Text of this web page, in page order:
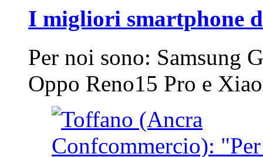
I migliori smartphone
Per noi sono: Samsung
Oppo Reno15 Pro e